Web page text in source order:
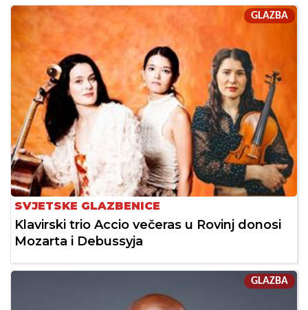
GLAZBA
SVJETSKE GLAZBENICE
Klavirski trio Accio večeras u Rovinj donosi
Mozarta i Debussyja
GLAZBA